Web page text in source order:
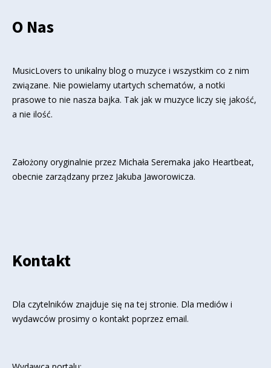
O Nas
MusicLovers to unikalny blog o muzyce i wszystkim co z nim
związane. Nie powielamy utartych schematów, a notki
prasowe to nie nasza bajka. Tak jak w muzyce liczy się jakość,
a nie ilość.
Założony oryginalnie przez Michała Seremaka jako Heartbeat,
obecnie zarządzany przez Jakuba Jaworowicza.
Kontakt
Dla czytelników znajduje się na tej stronie. Dla mediów i
wydawców prosimy o kontakt poprzez email.